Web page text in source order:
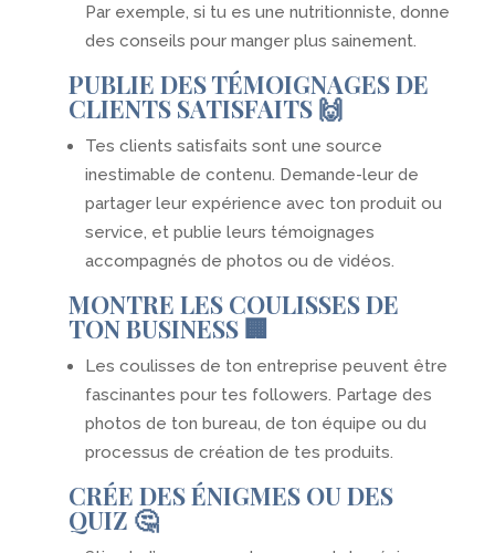
Par exemple, si tu es une nutritionniste, donne
des conseils pour manger plus sainement.
PUBLIE DES TÉMOIGNAGES DE
CLIENTS SATISFAITS 🙌
Tes clients satisfaits sont une source
inestimable de contenu. Demande-leur de
partager leur expérience avec ton produit ou
service, et publie leurs témoignages
accompagnés de photos ou de vidéos.
MONTRE LES COULISSES DE
TON BUSINESS 🏢
Les coulisses de ton entreprise peuvent être
fascinantes pour tes followers. Partage des
photos de ton bureau, de ton équipe ou du
processus de création de tes produits.
CRÉE DES ÉNIGMES OU DES
QUIZ 🤔